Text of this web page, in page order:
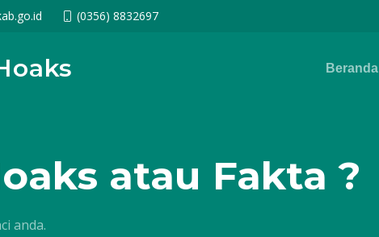
(0356) 8832697
Beranda
atau Fakta ?
anda.